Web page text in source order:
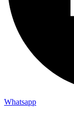
Whatsapp